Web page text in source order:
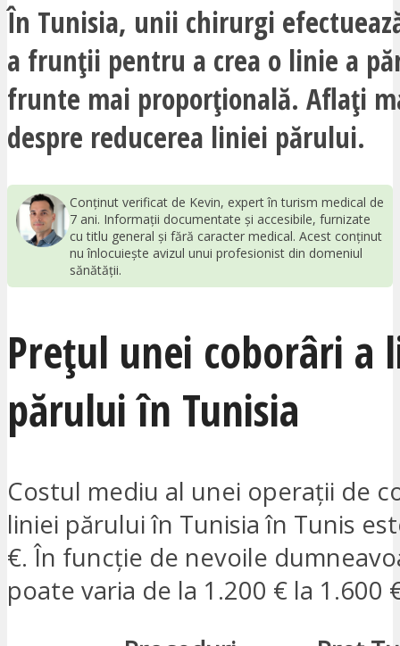
În Tunisia, unii chirurgi
a frunții pentru a crea o linie a
frunte mai proporțională. Aflați
despre reducerea liniei părului.
Conținut verificat de Kevin, expert în turism medical de
7 ani. Informații documentate și accesibile, furnizate
cu titlu general și fără caracter medical. Acest conținut
nu înlocuiește avizul unui profesionist din domeniul
sănătății.
Prețul unei coborâri a
părului în Tunisia
Costul mediu al unei operații de
liniei părului în Tunisia în Tunis
€. În funcție de nevoile
poate varia de la 1.200 € la 1.600